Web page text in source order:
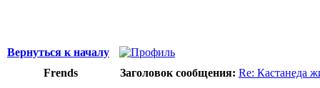
Вернуться к началу
Frends
Заголовок сообщения: Re: Кастанеда